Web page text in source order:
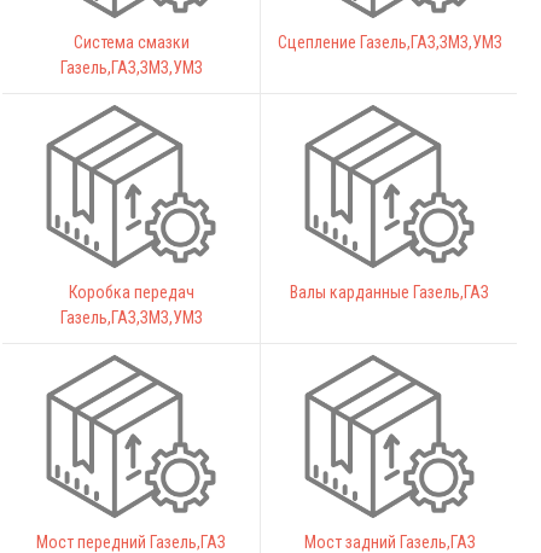
Система смазки
Газель,ГАЗ,ЗМЗ,УМЗ
Сцепление Газель,ГАЗ,ЗМЗ,УМЗ
Коробка передач
Газель,ГАЗ,ЗМЗ,УМЗ
Валы карданные Газель,ГАЗ
Мост передний Газель,ГАЗ Мост задний Газель,ГАЗ